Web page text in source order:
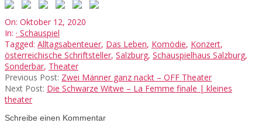
2020-
10-
12
On: Oktober 12, 2020
In: · Schauspiel
Tagged: Alltagsabenteuer, Das Leben, Komödie, Konzert,
österreichische Schriftsteller, Salzburg, Schauspielhaus Salzburg,
Sonderbar, Theater
Previous Post: Zwei Männer ganz nackt – OFF Theater
Next Post: Die Schwarze Witwe – La Femme finale | kleines
theater
Schreibe einen Kommentar